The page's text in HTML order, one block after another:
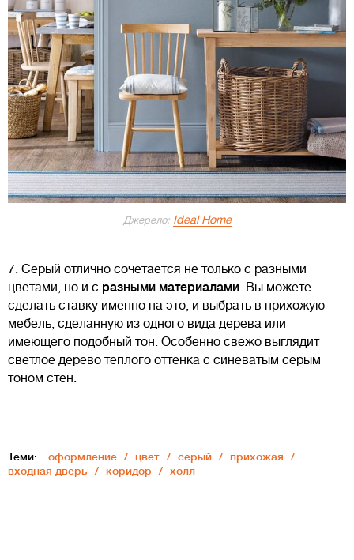
Джерело: Ideal Home
7. Серый отлично сочетается не только с разными
цветами, но и с разными материалами. Вы можете
сделать ставку именно на это, и выбрать в прихожую
мебель, сделанную из одного вида дерева или
имеющего подобный тон. Особенно свежо выглядит
светлое дерево теплого оттенка с синеватым серым
тоном стен.
Теми: оформление цвет серый
прихожая
входная дверь
коридор холл